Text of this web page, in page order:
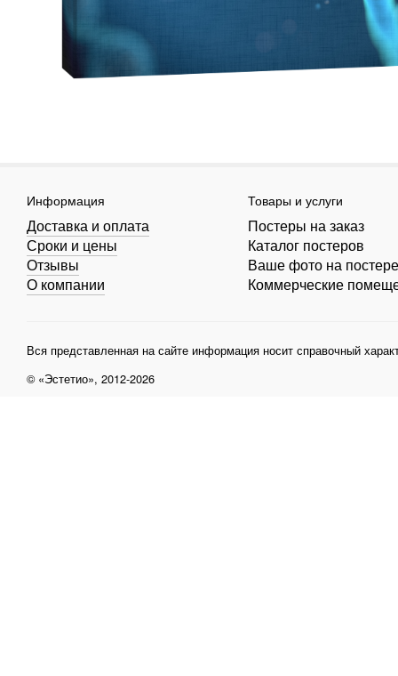
Информация
Доставка и оплата
Сроки и цены
Отзывы
О компании
Товары и услуги
Постеры на заказ
Каталог постеров
Ваше фото на постере
Коммерческие
Вся представленная на сайте информация носит справочный
© «Эстетио», 2012-2026